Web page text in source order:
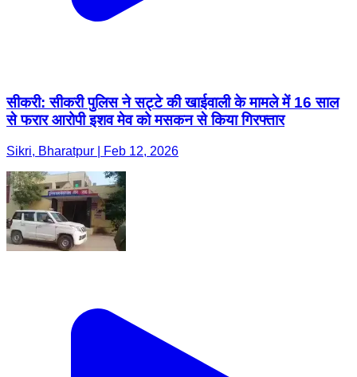
सीकरी: सीकरी पुलिस ने सट्टे की खाईवाली के मामले में 16 साल
से फरार आरोपी इशव मेव को मसकन से किया गिरफ्तार
Sikri, Bharatpur | Feb 12, 2026